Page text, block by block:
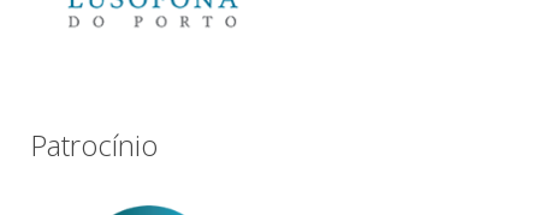
Patrocínio